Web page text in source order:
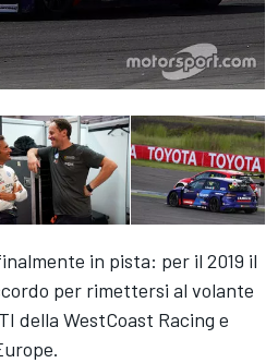
in pista: per il 2019 il
per rimettersi al volante
della WestCoast Racing e